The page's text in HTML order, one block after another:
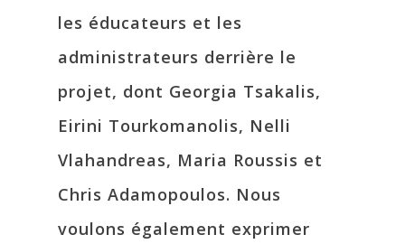
les éducateurs et les
administrateurs derrière le
projet, dont Georgia Tsakalis,
Eirini Tourkomanolis, Nelli
Vlahandreas, Maria Roussis et
Chris Adamopoulos. Nous
voulons également exprimer